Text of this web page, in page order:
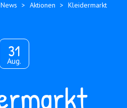
News > Aktionen > Kleidermarkt
31
Aug.